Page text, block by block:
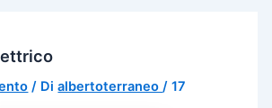
/ Dialbertoterraneo/17